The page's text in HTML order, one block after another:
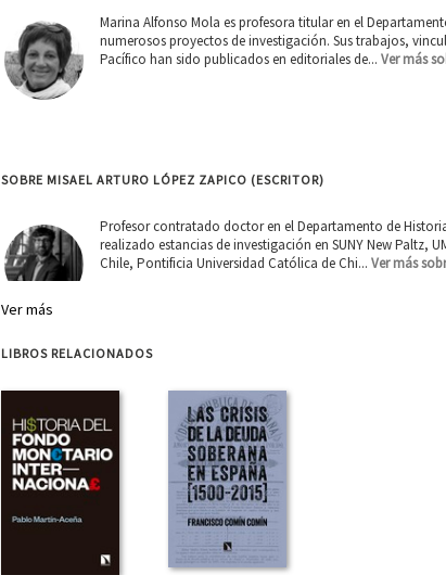
Marina Alfonso Mola es profesora titular en el
numerosos proyectos de investigación. Sus trabajos,
Pacífico han sido publicados en editoriales de... Ver más
SOBRE MISAEL ARTURO LÓPEZ ZAPICO (ESCRITOR)
Profesor contratado doctor en el Departamento de
realizado estancias de investigación en SUNY New Paltz,
Chile, Pontificia Universidad Católica de Chi... Ver más
Profesor contratado doctor en el Departamento de
realizado estancias de investigación en SUNY New Paltz,
Chile, Pontificia Universidad Católica de Chi...
Ver más
LIBROS RELACIONADOS